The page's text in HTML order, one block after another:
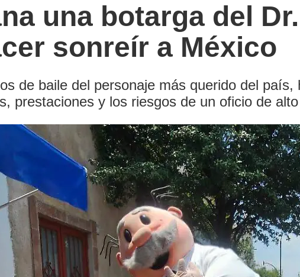
una botarga del
sonreír a México
de baile del personaje más querido del
prestaciones y los riesgos de un oficio de